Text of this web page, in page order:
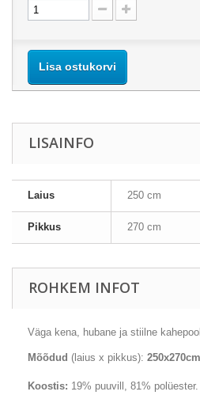
Lisa ostukorvi
LISAINFO
Laius 250 cm
Pikkus 270 cm
ROHKEM INFOT
Väga kena, hubane ja stiilne
Mõõdud (laius x pikkus): 250x270cm
Koostis: 19% puuvill, 81% polüester.